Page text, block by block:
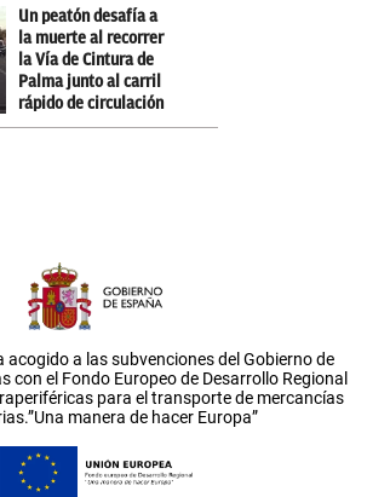
Un peatón desafía a
la muerte al recorrer
la Vía de Cintura de
Palma junto al carril
rápido de circulación
acogido a las subvenciones del Gobierno de
con el Fondo Europeo de Desarrollo Regional
para el transporte de mercancías
manera de hacer Europa”